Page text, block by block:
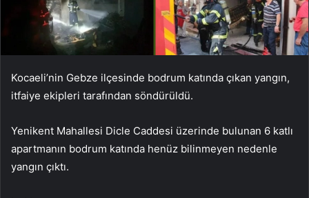
Kocaeli’nin Gebze ilçesinde bodrum katında çıkan yangın,
itfaiye ekipleri tarafından söndürüldü.
Yenikent Mahallesi Dicle Caddesi üzerinde bulunan 6 katlı
apartmanın bodrum katında henüz bilinmeyen nedenle
yangın çıktı.